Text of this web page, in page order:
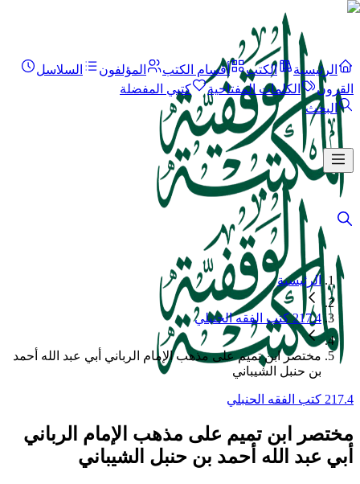
الرئيسية الكتب أقسام الكتب المؤلفون
السلاسل
القرون
الكلمات المفتاحية
كتبي المفضلة
البحث
الرئيسية
217.4 كتب الفقه الحنبلي
مختصر ابن تميم على مذهب الإمام الرباني أبي عبد الله أحمد
بن حنبل الشيباني
217.4 كتب الفقه الحنبلي
مختصر ابن تميم على مذهب الإمام الرباني
أبي عبد الله أحمد بن حنبل الشيباني